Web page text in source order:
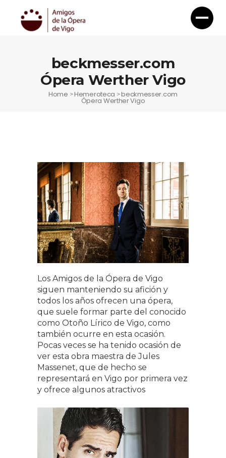
beckmesser.com
Ópera Werther Vigo
Home >Hemeroteca >beckmesser.com
Ópera Werther Vigo
Los Amigos de la Ópera de Vigo
siguen manteniendo su afición y
todos los años ofrecen una ópera,
que suele formar parte del conocido
como Otoño Lírico de Vigo, como
también ocurre en esta ocasión.
Pocas veces se ha tenido ocasión de
ver esta obra maestra de Jules
Massenet, que de hecho se
representará en Vigo por primera vez
y ofrece algunos atractivos